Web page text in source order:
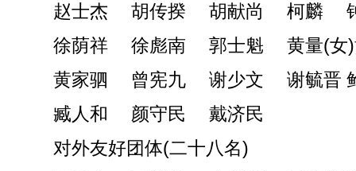
赵士杰 胡传揆 胡献尚 柯麟
徐荫祥 徐彪南 郭士魁 黄量(女)
黄家驷 曾宪九 谢少文 谢毓晋
臧人和 颜守民 戴济民
对外友好团体(二十八名)